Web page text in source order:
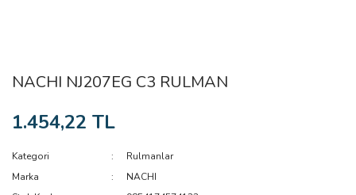
NACHI NJ207EG C3 RULMAN
1.454,22 TL
Kategori
Rulmanlar
Marka
NACHI